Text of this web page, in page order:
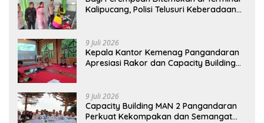
Kalipucang, Polisi Telusuri Keberadaan
9 Juli 2026
Kepala Kantor Kemenag Pangandaran
Apresiasi Rakor dan Capacity Building
9 Juli 2026
Capacity Building MAN 2 Pangandaran
Perkuat Kekompakan dan Semangat